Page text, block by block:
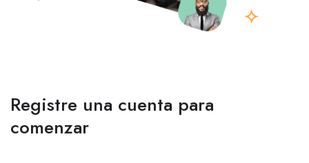
Registre una cuenta para
comenzar